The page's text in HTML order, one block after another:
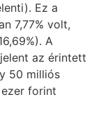
Ez a
7,77% volt,
A
az érintett
50 milliós
forint